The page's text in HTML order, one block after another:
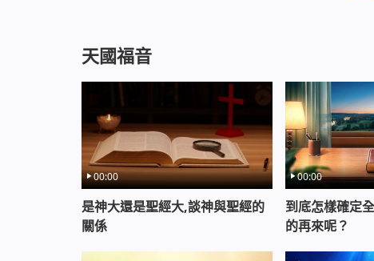
天國福音
00:00
是神大還是聖經大,談神與聖經的
關係
00:00
到底怎樣確定
的再來呢？